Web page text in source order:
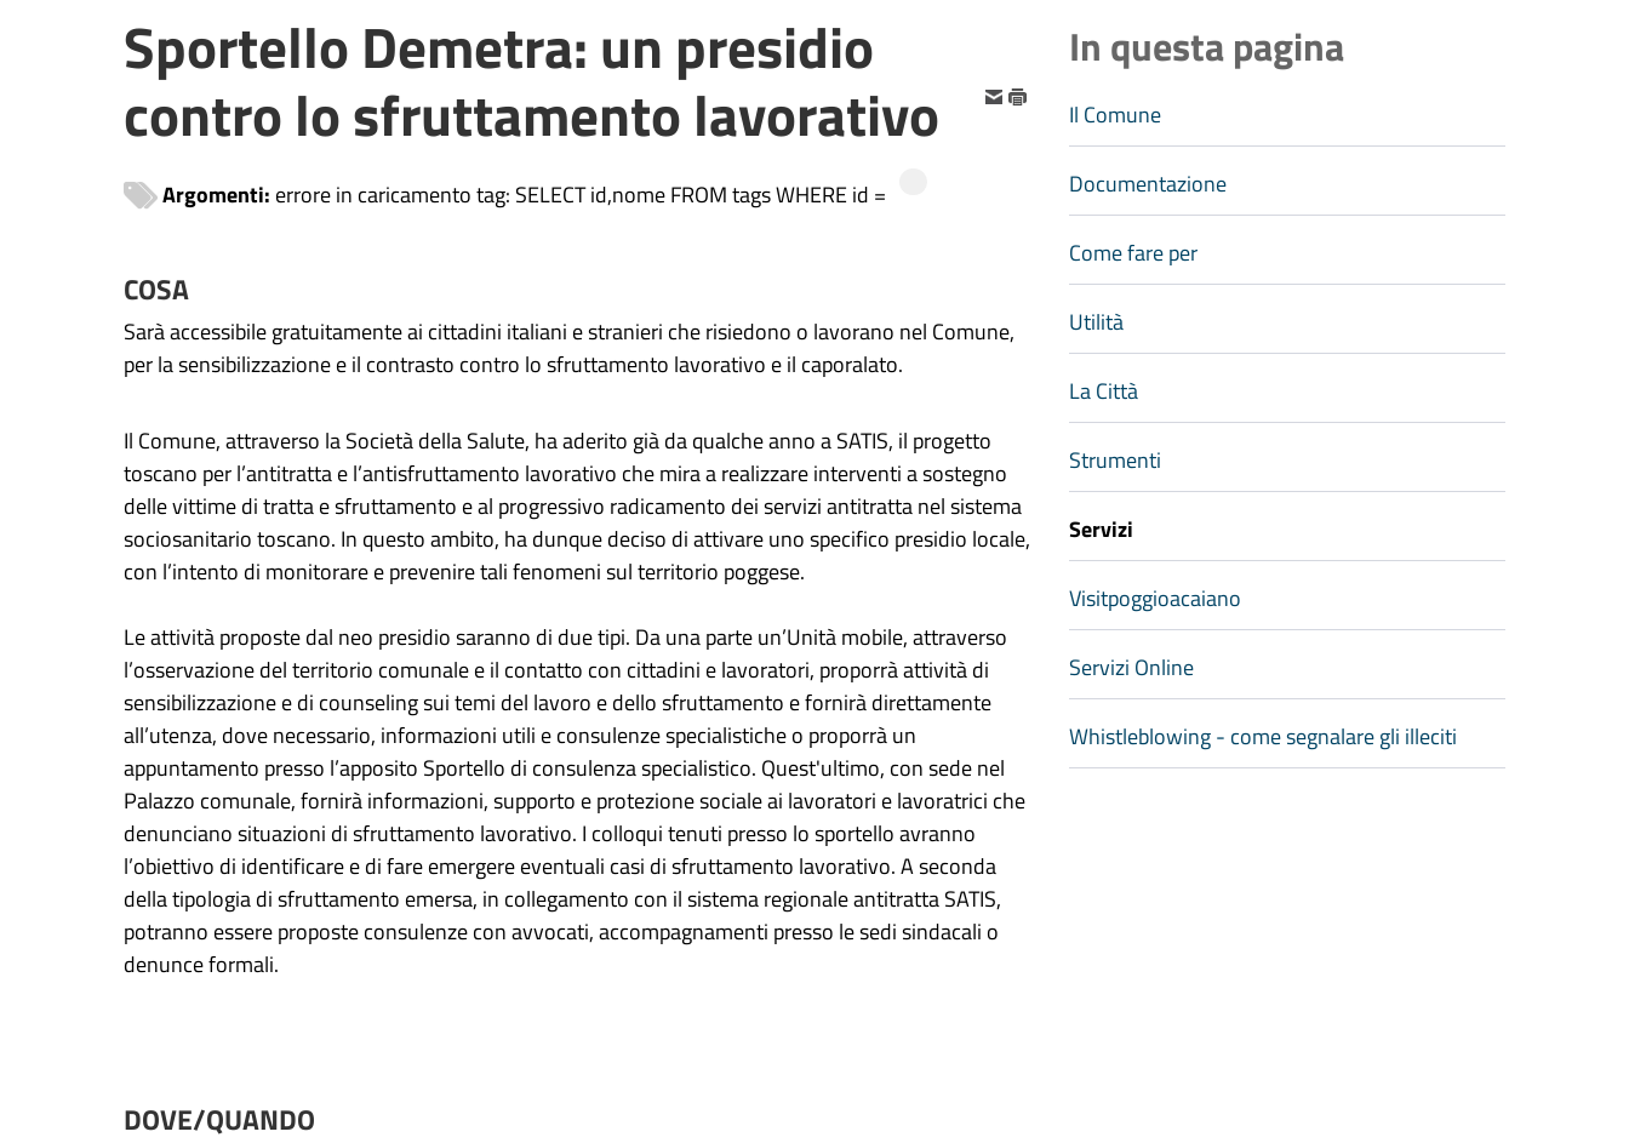
Sportello Demetra: un presidio
contro lo sfruttamento lavorativo
Argomenti: errore in caricamento tag: SELECT id,nome FROM tags WHERE id =
COSA
Sarà accessibile gratuitamente ai cittadini italiani e stranieri che risiedono o lavorano nel Comune,
per la sensibilizzazione e il contrasto contro lo sfruttamento lavorativo e il caporalato.
Il Comune, attraverso la Società della Salute, ha aderito già da qualche anno a SATIS, il progetto
toscano per l’antitratta e l’antisfruttamento lavorativo che mira a realizzare interventi a sostegno
delle vittime di tratta e sfruttamento e al progressivo radicamento dei servizi antitratta nel sistema
sociosanitario toscano. In questo ambito, ha dunque deciso di attivare uno specifico presidio locale,
con l’intento di monitorare e prevenire tali fenomeni sul territorio poggese.
Le attività proposte dal neo presidio saranno di due tipi. Da una parte un’Unità mobile, attraverso
l’osservazione del territorio comunale e il contatto con cittadini e lavoratori, proporrà attività di
sensibilizzazione e di counseling sui temi del lavoro e dello sfruttamento e fornirà direttamente
all’utenza, dove necessario, informazioni utili e consulenze specialistiche o proporrà un
appuntamento presso l’apposito Sportello di consulenza specialistico. Quest'ultimo, con sede nel
Palazzo comunale, fornirà informazioni, supporto e protezione sociale ai lavoratori e lavoratrici che
denunciano situazioni di sfruttamento lavorativo. I colloqui tenuti presso lo sportello avranno
l’obiettivo di identificare e di fare emergere eventuali casi di sfruttamento lavorativo. A seconda
della tipologia di sfruttamento emersa, in collegamento con il sistema regionale antitratta SATIS,
potranno essere proposte consulenze con avvocati, accompagnamenti presso le sedi sindacali o
denunce formali.
DOVE/QUANDO
In questa pagina
Il Comune
Documentazione
Come fare per
Utilità
La Città
Strumenti
Servizi
Visitpoggioacaiano
Servizi Online
Whistleblowing - come segnalare gli illeciti